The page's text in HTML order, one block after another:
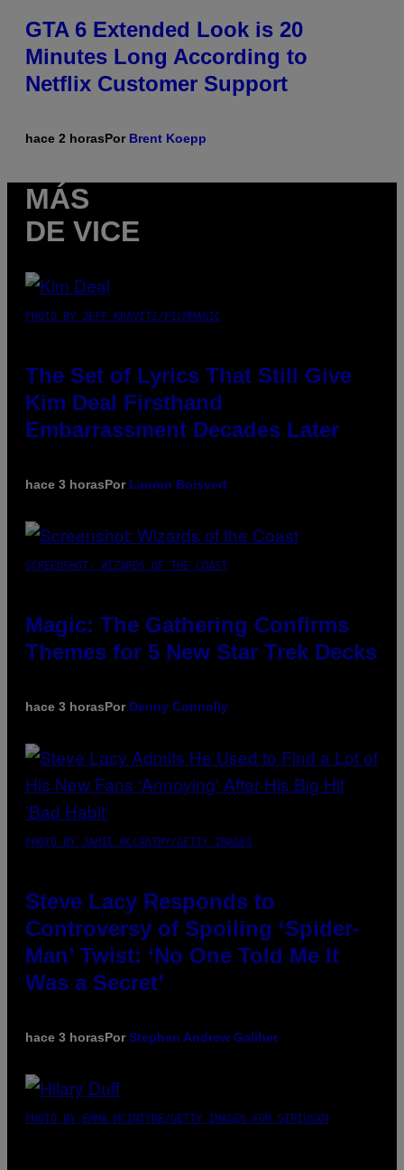
GTA 6 Extended Look is 20
Minutes Long According to
Netflix Customer Support
hace 2 horasPor Brent Koepp
MÁS
DE VICE
PHOTO BY JEFF KRAVITZ/FILMMAGIC
The Set of Lyrics That Still Give
Kim Deal Firsthand
Embarrassment Decades Later
hace 3 horasPor Lauren Boisvert
SCREENSHOT: WIZARDS OF THE COAST
Magic: The Gathering Confirms
Themes for 5 New Star Trek Decks
hace 3 horasPor Denny Connolly
PHOTO BY JAMIE MCCARTHY/GETTY IMAGES
Steve Lacy Responds to
Controversy of Spoiling ‘Spider-
Man’ Twist: ‘No One Told Me It
Was a Secret’
hace 3 horasPorStephen Andrew Galiher
PHOTO BY EMMA MCINTYRE/GETTY IMAGES FOR SIRIUSXM